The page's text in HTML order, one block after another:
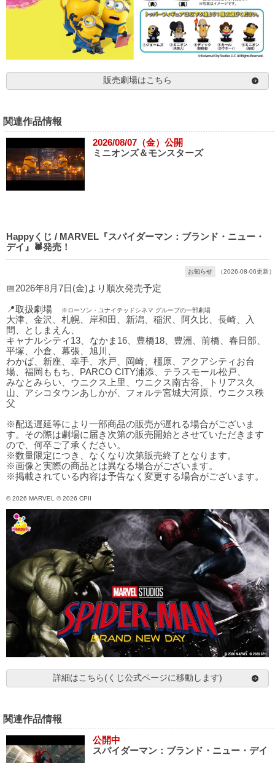
販売劇場はこちら
関連作品情報
2026/08/07（金）公開
ミニオンズ＆モンスターズ
Happyくじ / MARVEL『スパイダーマン：ブランド・ニュー・
デイ』🕷発売！
お知らせ （2026-08-06更新）
📅2026年8月7日(金)より順次発売予定
📍取扱劇場 ※ローソン・ユナイテッドシネマ グループの一部劇場
大津、金沢、札幌、岸和田、新潟、稲沢、阿久比、長崎、入
間、としまえん、
キャナルシティ13、なかま16、豊橋18、豊洲、前橋、春日部、
平塚、小倉、幕張、旭川、
わかば、新座、幸手、水戸、岡崎、橿原、アクアシティお台
場、福岡ももち、PARCO CITY浦添、テラスモール松戸、
みなとみらい、ウニクス上里、ウニクス南古谷、トリアス久
山、アシコタウンあしかが、フォルテ宮城大河原、ウニクス秩
父
※配送遅延等により一部商品の販売が遅れる場合がございま
す。その際は劇場に届き次第の販売開始とさせていただきます
ので、何卒ご了承ください。
※数量限定につき、なくなり次第販売終了となります。
※画像と実際の商品とは異なる場合がございます。
※掲載されている内容は予告なく変更する場合がございます。
© 2026 MARVEL © 2026 CPII
詳細はこちら(くじ公式ページに移動します)
関連作品情報
公開中
スパイダーマン：ブランド・ニュー・デイ